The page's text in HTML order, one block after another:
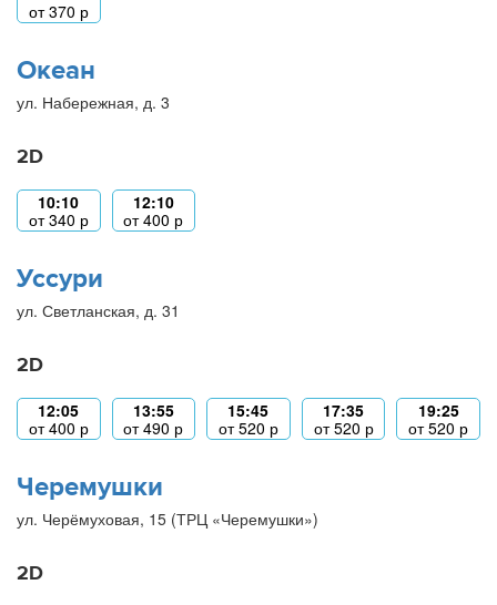
от370 р
Океан
ул. Набережная, д. 3
2D
10:10
от340 р
12:10
от400 р
Уссури
ул. Светланская, д. 31
2D
12:05
от400 р
13:55
от490 р
15:45
от520 р
17:35
от520 р
19:25
от520 р
Черемушки
ул. Черёмуховая, 15 (ТРЦ «Черемушки»)
2D